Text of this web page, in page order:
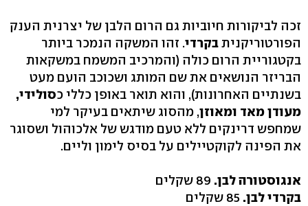
זכה לביקורות חיוביות גם הרום הלבן של יצרנית הענק
הפורטוריקניתבקרדי. זהו המשקה הנמכר ביותר
בקטגוריית הרום כולה (והמרכיב המשמח במשקאות
הבריזר הנושאים את שם המותג ושכוכב הועם מעט
בשנתיים האחרונות), והוא תואר באופן כללי כסולידי,
מעודן מאד ומאוזן, מהסוג שיתאים בעיקר למי
שמחפש דרינקים ללא טעם מודגש של אלכוהול ושסוגר
את הפינה לקוקטיילים על בסיס לימון וליים.
אנגוסטורה לבן.
בקרדי לבן.